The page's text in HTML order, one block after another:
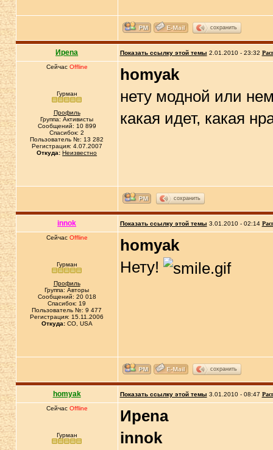
сохранить
Иpena Показать ссылку этой темы 2.01.2010 - 23:32
Сейчас Offline
Гурман
Профиль
Группа: Активисты
Сообщений: 10 899
Спасибок: 2
Пользователь №: 13 282
Регистрация: 4.07.2007
Откуда: Неизвестно
homyak
нету модной или
какая идет, какая
сохранить
innok Показать ссылку этой темы 3.01.2010 - 02:14
Сейчас Offline
Гурман
Профиль
Группа: Авторы
Сообщений: 20 018
Спасибок: 19
Пользователь №: 9 477
Регистрация: 15.11.2006
Откуда:CO, USA
homyak
Нету!
сохранить
homyak Показать ссылку этой темы 3.01.2010 - 08:47
Сейчас Offline
Гурман
Иpena
innok